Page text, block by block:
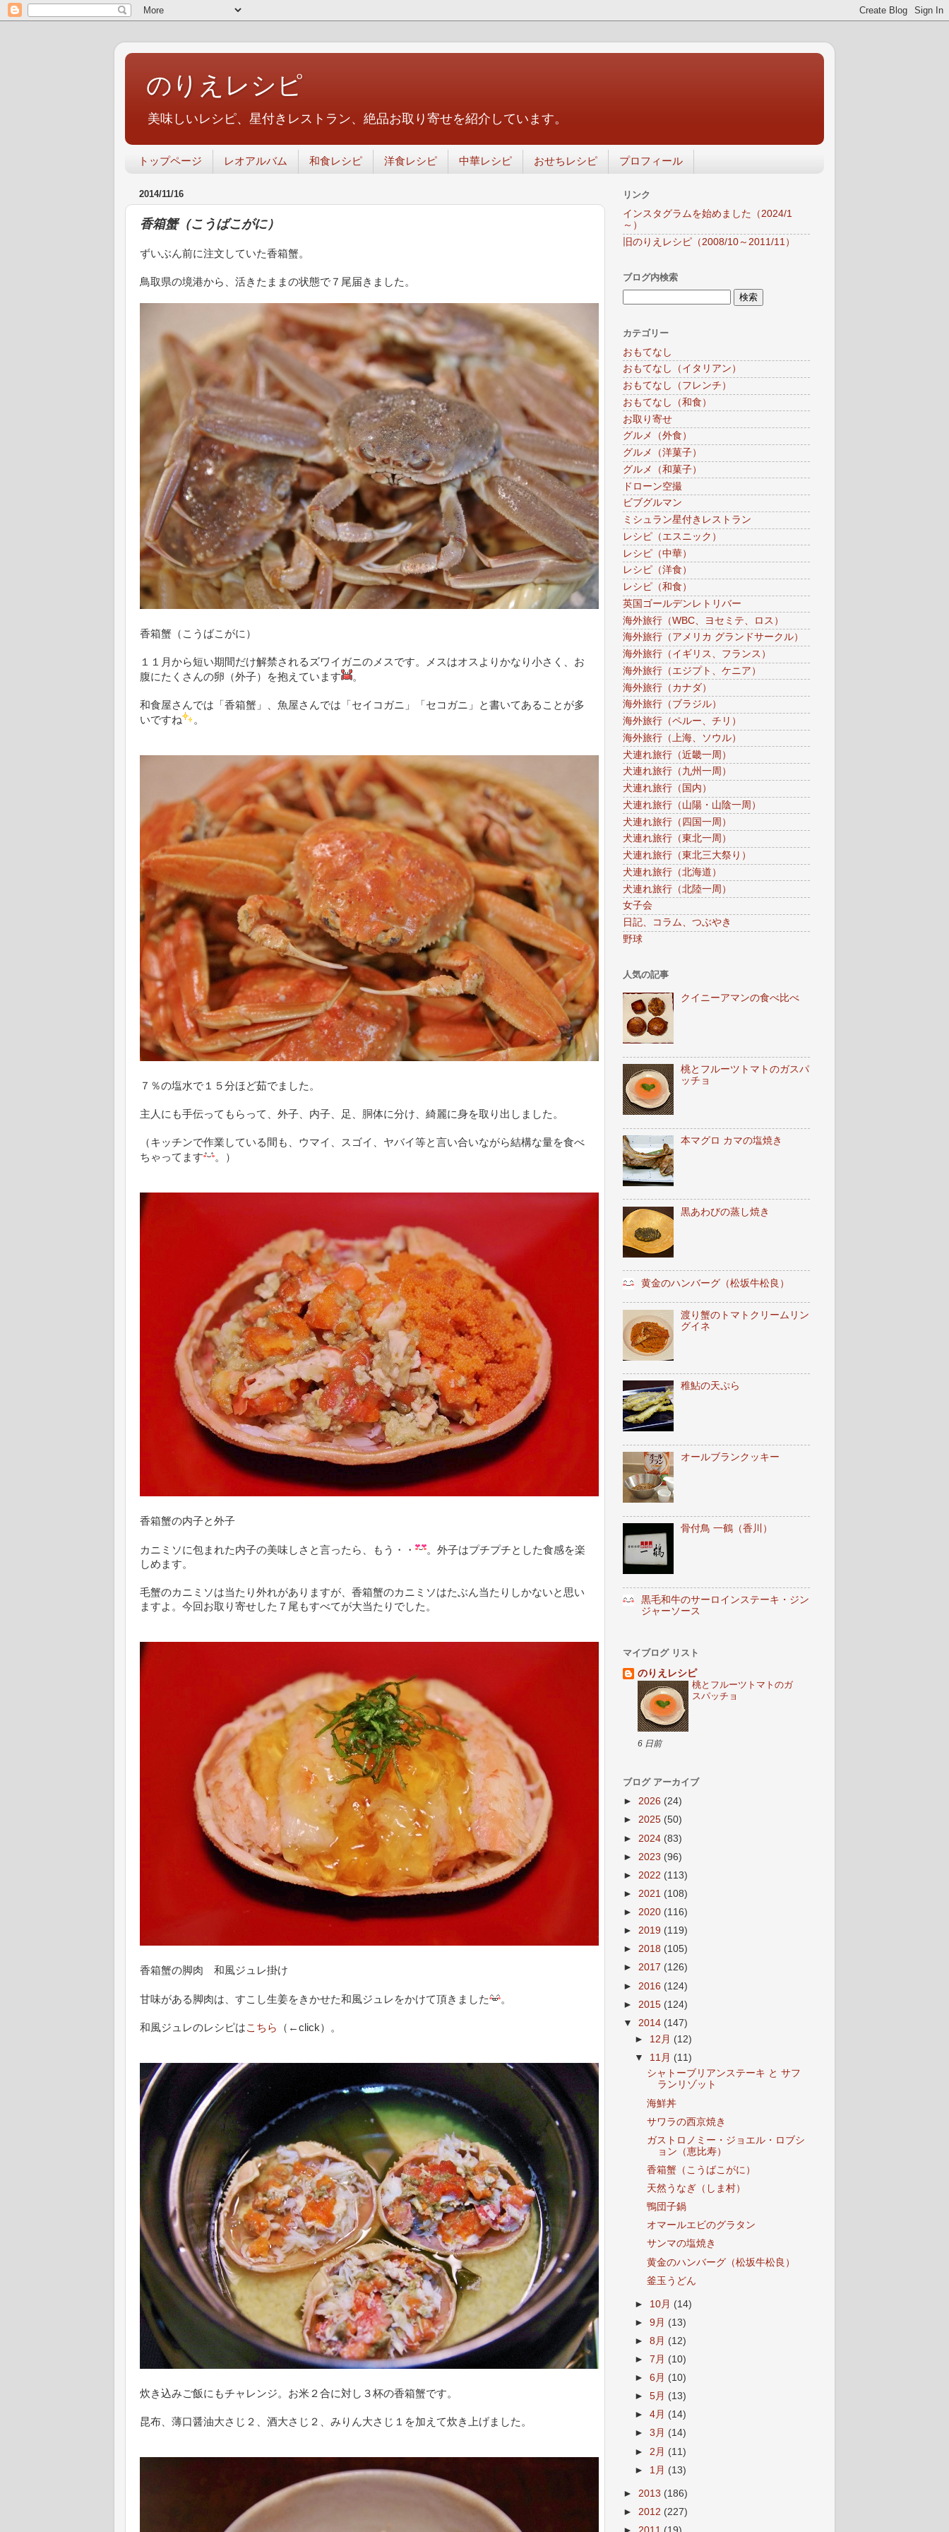
のりえレシピ
美味しいレシピ、星付きレストラン、絶品お取り寄せを紹介しています。
トップページ レオアルバム 和食レシピ 洋食レシピ 中華レシピ おせちレシピ プロフィール
2014/11/16
香箱蟹（こうばこがに）
ずいぶん前に注文していた香箱蟹。
鳥取県の境港から、活きたままの状態で７尾届きました。
香箱蟹（こうばこがに）
１１月から短い期間だけ解禁されるズワイガニのメスです。メスはオスよりかなり小さく、お
腹にたくさんの卵（外子）を抱えています
。
和食屋さんでは「香箱蟹」、魚屋さんでは「セイコガニ」「セコガニ」と書いてあることが多
いですね
。
７％の塩水で１５分ほど茹でました。
主人にも手伝ってもらって、外子、内子、足、胴体に分け、綺麗に身を取り出しました。
（キッチンで作業している間も、ウマイ、スゴイ、ヤバイ等と言い合いながら結構な量を食べ
ちゃってます
。）
香箱蟹の内子と外子
カニミソに包まれた内子の美味しさと言ったら、もう・・
。外子はプチプチとした食感を楽
しめます。
毛蟹のカニミソは当たり外れがありますが、香箱蟹のカニミソはたぶん当たりしかないと思い
ますよ。今回お取り寄せした７尾もすべてが大当たりでした。
香箱蟹の脚肉 和風ジュレ掛け
甘味がある脚肉は、すこし生姜をきかせた和風ジュレをかけて頂きました 。
和風ジュレのレシピはこちら （←click）。
炊き込みご飯にもチャレンジ。お米２合に対し３杯の香箱蟹です。
昆布、薄口醤油大さじ２、酒大さじ２、みりん大さじ１を加えて炊き上げました。
リンク
インスタグラムを始めました（2024/1
～）
旧のりえレシピ（2008/10～2011/11）
ブログ内検索
カテゴリー
おもてなし
おもてなし（イタリアン）
おもてなし（フレンチ）
おもてなし（和食）
お取り寄せ
グルメ（外食）
グルメ（洋菓子）
グルメ（和菓子）
ドローン空撮
ビブグルマン
ミシュラン星付きレストラン
レシピ（エスニック）
レシピ（中華）
レシピ（洋食）
レシピ（和食）
英国ゴールデンレトリバー
海外旅行（WBC、ヨセミテ、ロス）
海外旅行（アメリカ グランドサークル）
海外旅行（イギリス、フランス）
海外旅行（エジプト、ケニア）
海外旅行（カナダ）
海外旅行（ブラジル）
海外旅行（ペルー、チリ）
海外旅行（上海、ソウル）
犬連れ旅行（近畿一周）
犬連れ旅行（九州一周）
犬連れ旅行（国内）
犬連れ旅行（山陽・山陰一周）
犬連れ旅行（四国一周）
犬連れ旅行（東北一周）
犬連れ旅行（東北三大祭り）
犬連れ旅行（北海道）
犬連れ旅行（北陸一周）
女子会
日記、コラム、つぶやき
野球
人気の記事
クイニーアマンの食べ比べ
桃とフルーツトマトのガスパ
ッチョ
本マグロ カマの塩焼き
黒あわびの蒸し焼き
黄金のハンバーグ（松坂牛松良）
渡り蟹のトマトクリームリン
グイネ
稚鮎の天ぷら
オールブランクッキー
骨付鳥 一鶴（香川）
黒毛和牛のサーロインステーキ・ジン
ジャーソース
マイブログ リスト
のりえレシピ
桃とフルーツトマトのガ
スパッチョ
6 日前
ブログ アーカイブ
► 2026 (24)
► 2025 (50)
► 2024 (83)
► 2023 (96)
► 2022 (113)
► 2021 (108)
► 2020 (116)
► 2019 (119)
► 2018 (105)
► 2017 (126)
► 2016 (124)
► 2015 (124)
▼ 2014 (147)
► 12月 (12)
▼ 11月 (11)
シャトーブリアンステーキ と サフ
ランリゾット
海鮮丼
サワラの西京焼き
ガストロノミー・ジョエル・ロブシ
ョン（恵比寿）
香箱蟹（こうばこがに）
天然うなぎ（しま村）
鴨団子鍋
オマールエビのグラタン
サンマの塩焼き
黄金のハンバーグ（松坂牛松良）
釜玉うどん
► 10月 (14)
►9月 (13)
►8月 (12)
►7月 (10)
►6月 (10)
►5月 (13)
►4月 (14)
►3月 (14)
► 2月 (11)
► 1月 (13)
► 2013 (186)
► 2012 (227)